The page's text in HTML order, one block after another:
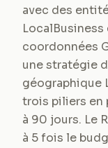
avec des
coordonnées
une stratégie
géographique
trois piliers en
à 90 jours. Le
à 5 fois le